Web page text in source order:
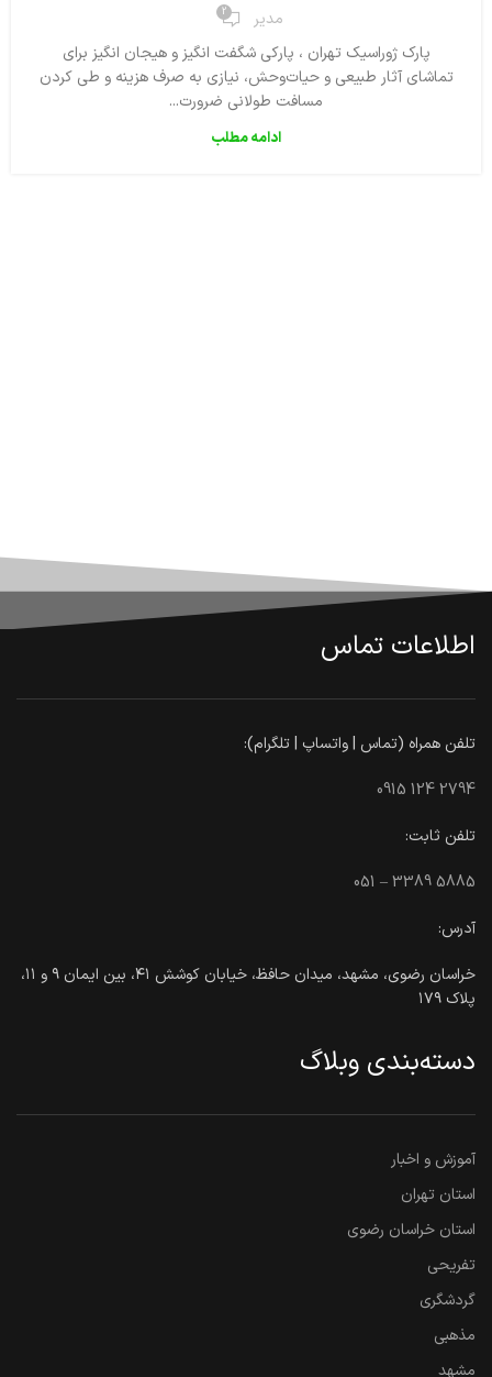
مدیر 2
پارک ژوراسیک تهران ، پارکی شگفت انگیز و هیجان انگیز برای
تماشای آثار طبیعی و حیات‌وحش، نیازی به صرف هزینه و طی کردن
مسافت طولانی ضرورت...
ادامه مطلب
اطلاعات تماس
تلفن همراه (تماس | واتساپ | تلگرام):
0915 124 2794
تلفن ثابت:
051 – 3389 5885
آدرس:
خراسان رضوی، مشهد، میدان حافظ، خیابان کوشش ۴۱، بین ایمان ۹ و ۱۱،
پلاک ۱۷۹
دسته‌بندی وبلاگ
آموزش و اخبار
استان تهران
استان خراسان رضوی
تفریحی
گردشگری
مذهبی
مشهد